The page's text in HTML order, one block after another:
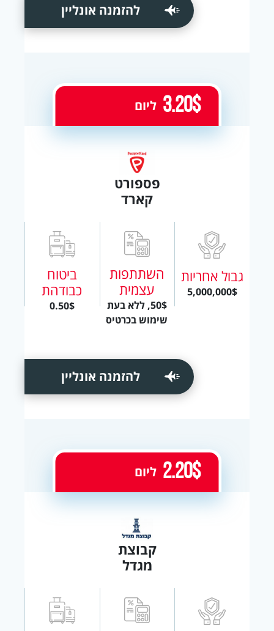
להזמנה אונליין
פספורט
קארד
גבול אחריות
5,000,000$
השתתפות
עצמית
50$, ללא בעת
שימוש בכרטיס
ביטוח
כבודהת
0.50$
3.20$ ליום
להזמנה אונליין
קבוצת
מגדל
2.20$ ליום